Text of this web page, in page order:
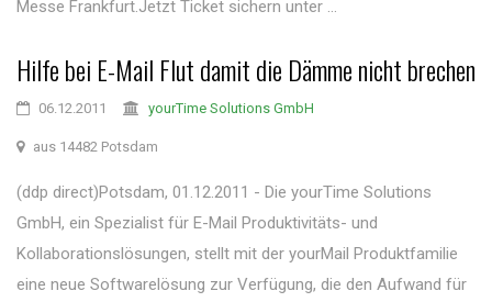
Messe Frankfurt.Jetzt Ticket sichern unter ...
Hilfe bei E-Mail Flut damit die Dämme nicht brechen
06.12.2011 yourTime Solutions GmbH
aus 14482 Potsdam
(ddp direct)Potsdam, 01.12.2011 - Die yourTime Solutions
GmbH, ein Spezialist für E-Mail Produktivitäts- und
Kollaborationslösungen, stellt mit der yourMail Produktfamilie
eine neue Softwarelösung zur Verfügung, die den Aufwand für